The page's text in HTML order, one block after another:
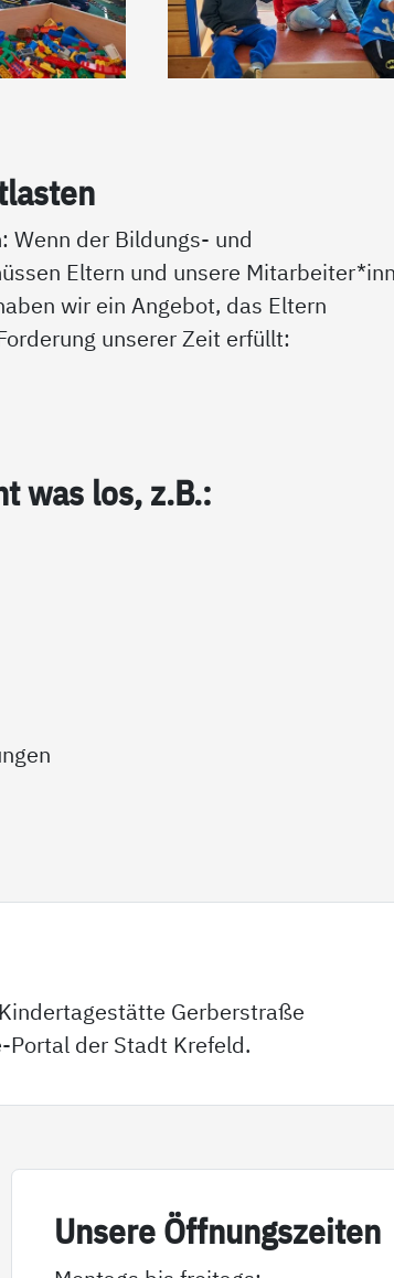
Wenn der Bildungs- und
Eltern und unsere
wir ein Angebot, das Eltern
unserer Zeit erfüllt:
was los, z.B.:
Gerberstraße
Portal der Stadt Krefeld.
Un­se­re Öff­nungs­zei­ten